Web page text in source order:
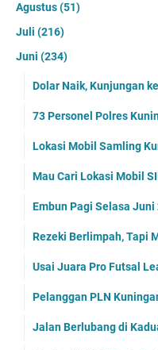
Agustus(51)
Juli (216)
Juni (234)
Dolar Naik, Kunjungan
73 Personel Polres
Lokasi Mobil Samling
Mau Cari Lokasi Mobil
Embun Pagi Selasa
Rezeki Berlimpah, Tapi
Usai Juara Pro Futsal
Pelanggan PLN
Jalan Berlubang di